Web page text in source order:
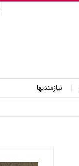
نیازمندیها